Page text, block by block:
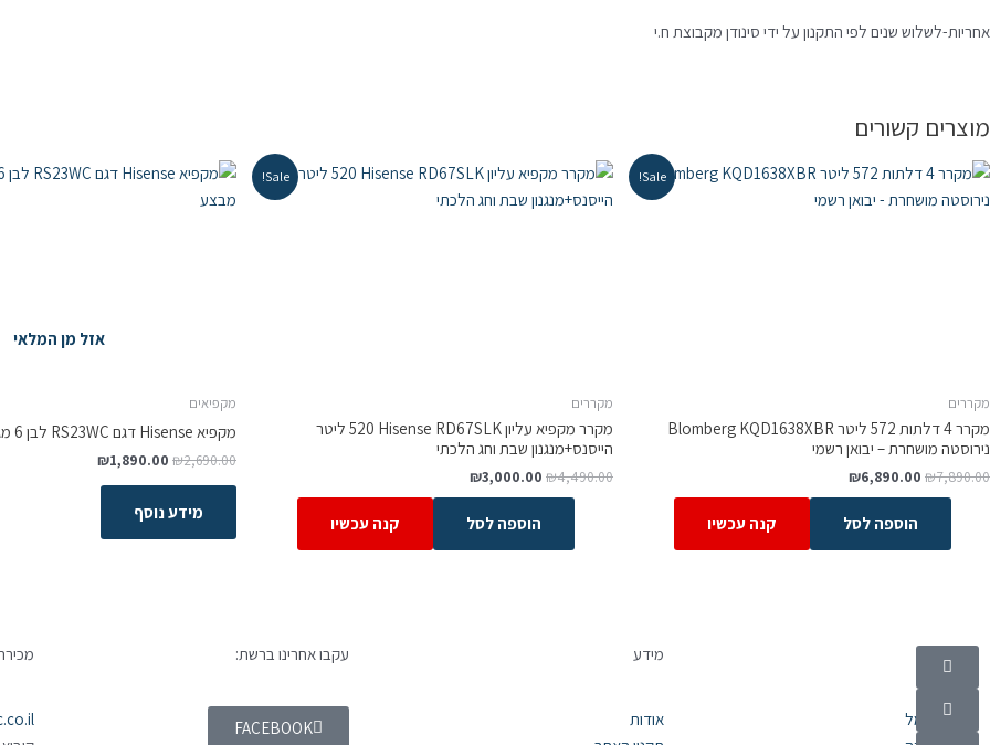
אחריות-לשלוש שנים לפי התקנון על ידי סינודן מקבוצת ח.י
מוצרים קשורים
Sale!
מקררים
מקרר 4 דלתות 572 ליטר Blomberg KQD1638XBR
נירוסטה מושחרת – יבואן רשמי
₪7,890.00
₪6,890.00
הוספה לסל קנה עכשיו
Sale!
מקררים
מקרר ‏מקפיא עליון Hisense RD67SLK ‏520 ‏ליטר
הייסנס+מנגנון שבת וחג הלכתי
₪4,490.00
₪3,000.00
הוספה לסל קנה עכשיו
אזל מן המלאי
מקפיאים
מקפיא Hisense דגם RS23WC לבן 6 מגירות מבצע מבצע
₪2,690.00
₪1,890.00
מידע נוסף
קטגוריות
מוצרי חשמל
מידע
אודות
עקבו אחרינו ברשת:
FACEBOOK